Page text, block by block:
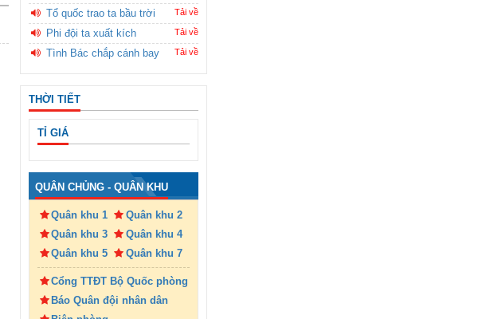
Tổ quốc trao ta bầu trời Tải về
Phi đội ta xuất kích Tải về
Tình Bác chắp cánh bay Tải về
THỜI TIẾT
TỈ GIÁ
QUÂN CHỦNG - QUÂN KHU
Quân khu 1
Quân khu 2
Quân khu 3
Quân khu 4
Quân khu 5
Quân khu 7
Cổng TTĐT Bộ Quốc phòng
Báo Quân đội nhân dân